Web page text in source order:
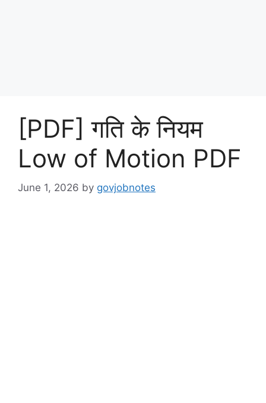
[PDF] गति के नियम
Low of Motion PDF
June 1, 2026 by govjobnotes